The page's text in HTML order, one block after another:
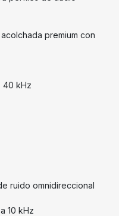
premium con
40 kHz
ruido omnidireccional
10 kHz